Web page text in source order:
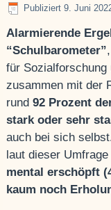
Publiziert 9. Juni
Alarmierende
“Schulbarometer”
für Sozialforschung
zusammen mit der
rund92 Prozent
stark oder sehr
auch bei sich
laut dieser Umfrage
mental erschöpft
kaum noch